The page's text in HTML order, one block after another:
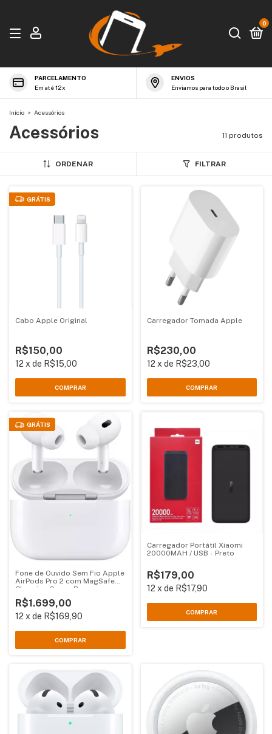
0
PARCELAMENTO
Em até 12x
ENVIOS
Enviamos para todo o Brasil
Início > Acessórios
Acessórios 11 produtos
ORDENAR FILTRAR
GRÁTIS
Cabo Apple Original
R$150,00
12 xde R$15,00
COMPRAR
Carregador Tomada Apple
R$230,00
12 xde R$23,00
GRÁTIS
Fone de Ouvido Sem Fio Apple
AirPods Pro 2 com MagSafe
Charging Case - Branco
R$1.699,00
12 x de R$169,90
Carregador Portátil Xiaomi
20000MAH / USB - Preto
R$179,00
12 x de R$17,90